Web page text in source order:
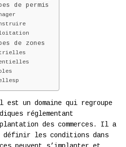
de permis
de zones
est un domaine qui regroupe
réglementant
des commerces. Il a
définir les conditions dans